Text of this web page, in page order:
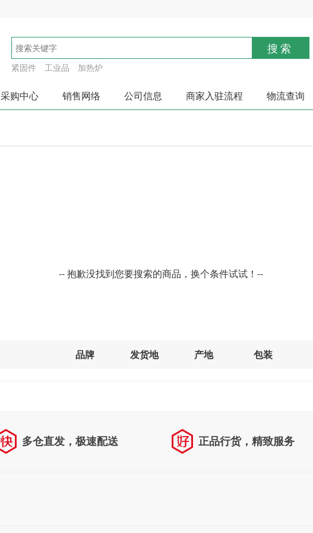
搜索
紧固件 工业品 加热炉
采购中心 销售网络 公司信息 商家入驻流程 物流查询
-- 抱歉没找到您要搜索的商品，换个条件试试！--
品牌 发货地 产地 包装
多仓直发，极速配送 正品行货，精致服务